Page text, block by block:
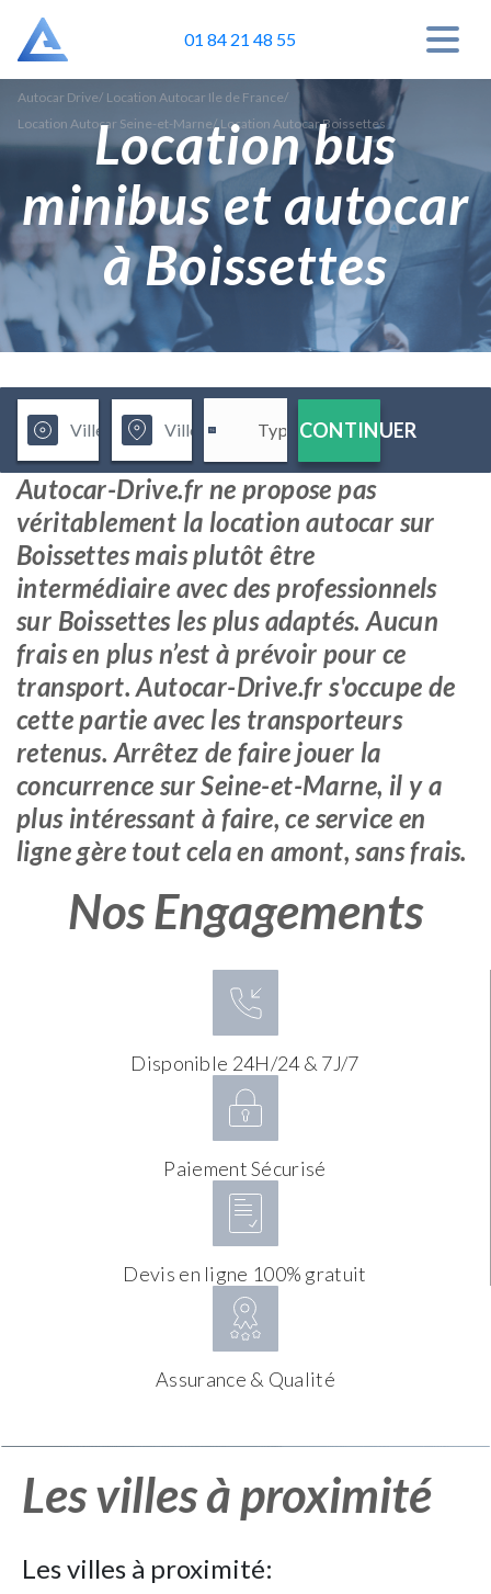
01 84 21 48 55
Autocar Drive/ Location Autocar Ile de France/
Location Autocar Seine-et-Marne/ Location Autocar Boissettes
Location bus
minibus et autocar
à Boissettes
CONTINUER
Autocar-Drive.fr ne propose pas
véritablement la location autocar sur
Boissettes mais plutôt être
intermédiaire avec des professionnels
sur Boissettes les plus adaptés. Aucun
frais en plus n’est à prévoir pour ce
transport. Autocar-Drive.fr s'occupe de
cette partie avec les transporteurs
retenus. Arrêtez de faire jouer la
concurrence sur Seine-et-Marne, il y a
plus intéressant à faire, ce service en
ligne gère tout cela en amont, sans frais.
Nos Engagements
Disponible 24H/24 & 7J/7
Paiement Sécurisé
Devis en ligne 100% gratuit
Assurance & Qualité
Les villes à proximité
Les villes à proximité: